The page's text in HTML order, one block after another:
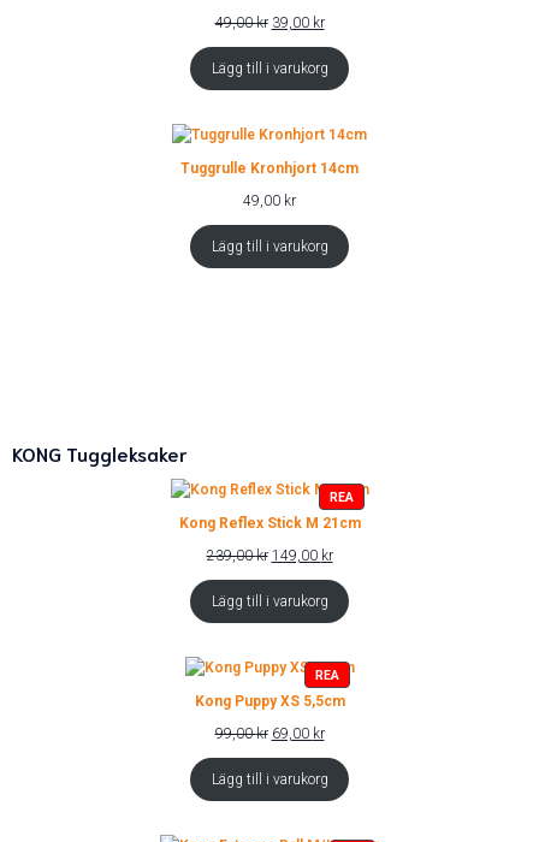
49,00kr Det
priset
39,00 krDet
priset
är:
Lägg till i varukorg
Tuggrulle Kronhjort 14cm
49,00 kr
Lägg till i varukorg
KONG Tuggleksaker
REAPRODUKTER
PÅ
REA
Kong Reflex Stick M 21cm
239,00kr Det
priset
149,00 krDet
priset
är:
Lägg till i varukorg
REAPRODUKTER
PÅ
REA
Kong Puppy XS 5,5cm
99,00kr Det
priset
69,00 krDet
priset
är:
Lägg till i varukorg